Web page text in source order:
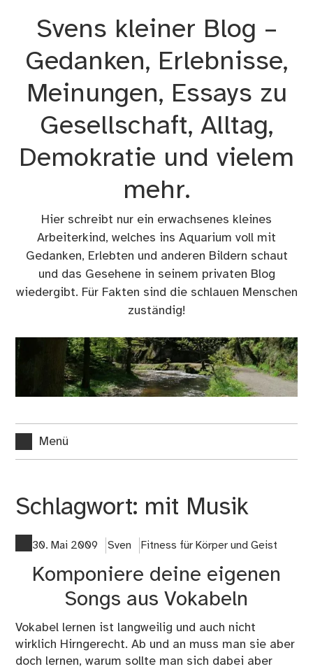
Svens kleiner Blog –
Gedanken, Erlebnisse,
Meinungen, Essays zu
Gesellschaft, Alltag,
Demokratie und vielem
mehr.
Hier schreibt nur ein erwachsenes kleines
Arbeiterkind, welches ins Aquarium voll mit
Gedanken, Erlebten und anderen Bildern schaut
und das Gesehene in seinem privaten Blog
wiedergibt. Für Fakten sind die schlauen Menschen
zuständig!
Menü
Schlagwort: mit Musik
30. Mai 2009 Sven Fitness für Körper und Geist
Komponiere deine eigenen
Songs aus Vokabeln
Vokabel lernen ist langweilig und auch nicht
wirklich Hirngerecht. Ab und an muss man sie aber
doch lernen, warum sollte man sich dabei aber